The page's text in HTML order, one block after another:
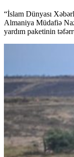
“İslam Dünyası
Almaniya Müdafiə
yardım paketinin